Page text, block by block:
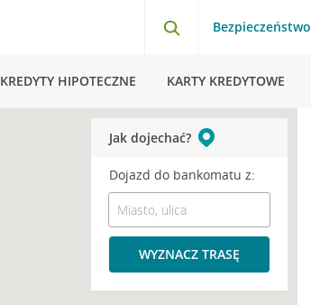
Bezpieczeństwo
KREDYTY HIPOTECZNE KARTY KREDYTOWE
Jak dojechać?
Dojazd do bankomatu z:
WYZNACZ TRASĘ